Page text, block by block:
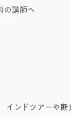
の講師へ
インドツアーや